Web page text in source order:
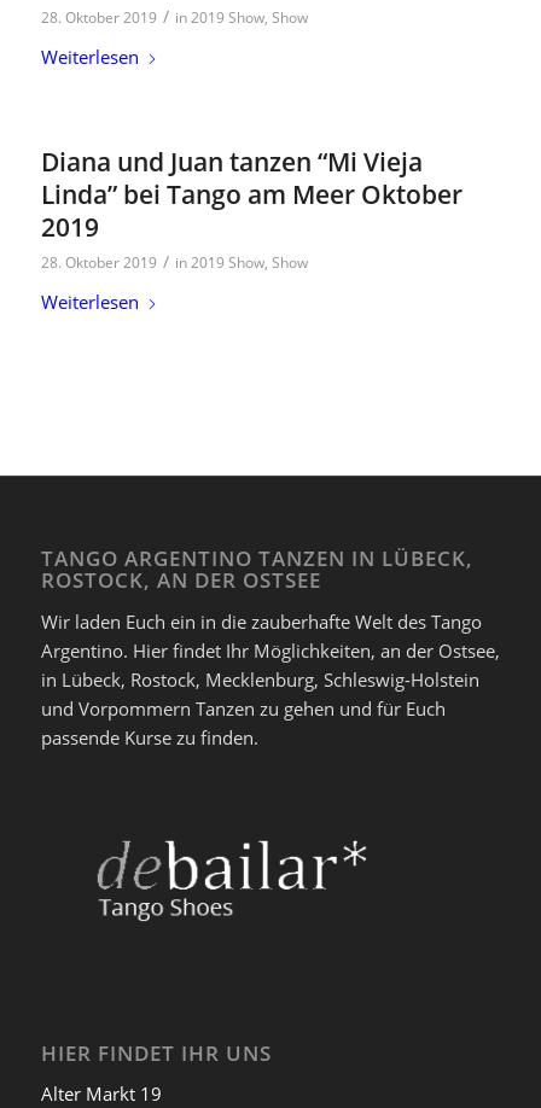
28. Oktober 2019 / in2019 Show, Show
Weiterlesen
Diana und Juan tanzen “Mi Vieja
Linda” bei Tango am Meer Oktober
2019
28. Oktober 2019 / in2019 Show, Show
Weiterlesen
TANGO ARGENTINO TANZEN IN LÜBECK,
ROSTOCK, AN DER OSTSEE
Wir laden Euch ein in die zauberhafte Welt des Tango
Argentino. Hier findet Ihr Möglichkeiten, an der Ostsee,
in Lübeck, Rostock, Mecklenburg, Schleswig-Holstein
und Vorpommern Tanzen zu gehen und für Euch
passende Kurse zu finden.
HIER FINDET IHR UNS
Alter Markt 19